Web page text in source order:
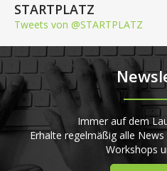
STARTPLATZ
Tweets von @STARTPLATZ
Immer auf dem
Erhalte regelmäßig alle
Workshops